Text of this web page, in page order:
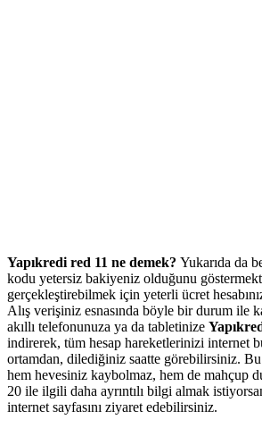
Yapıkredi red 11 ne demek? Yukarıda da
kodu yetersiz bakiyeniz olduğunu
gerçekleştirebilmek için yeterli ücret
Alış verişiniz esnasında böyle bir durum ile
akıllı telefonunuza ya da tabletinize
indirerek, tüm hesap hareketlerinizi internet
ortamdan, dilediğiniz saatte görebilirsiniz. Bu
hem hevesiniz kaybolmaz, hem de mahçup
20 ile ilgili daha ayrıntılı bilgi almak
internet sayfasını ziyaret edebilirsiniz.